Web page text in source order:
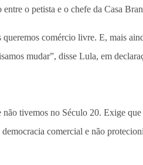
o petista e o chefe da Casa
comércio livre. E, mais
mudar”, disse Lula, em
tivemos no Século 20. Exige
comercial e não